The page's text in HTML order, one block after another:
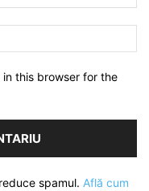
this browser for the
spamul. Află cum